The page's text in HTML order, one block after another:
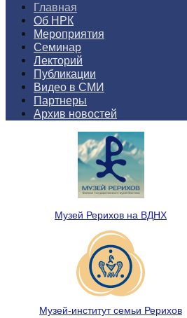
Главная
Об НРК
Мероприятия
Семинар
Лекторий
Публикации
Видео в СМИ
Партнеры
Архив новостей
Музей Рерихов на ВДНХ
Музей-институт семьи Рерихов